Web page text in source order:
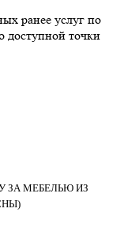
ранее услуг по
доступной точки
ЗА МЕБЕЛЬЮ ИЗ